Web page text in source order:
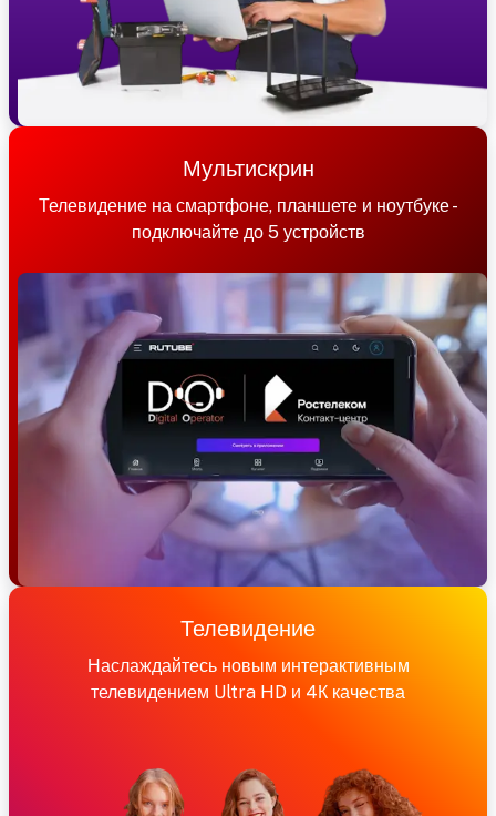
Мультискрин
Телевидение на смартфоне, планшете и ноутбуке -
подключайте до 5 устройств
Телевидение
Наслаждайтесь новым интерактивным
телевидением Ultra HD и 4К качества